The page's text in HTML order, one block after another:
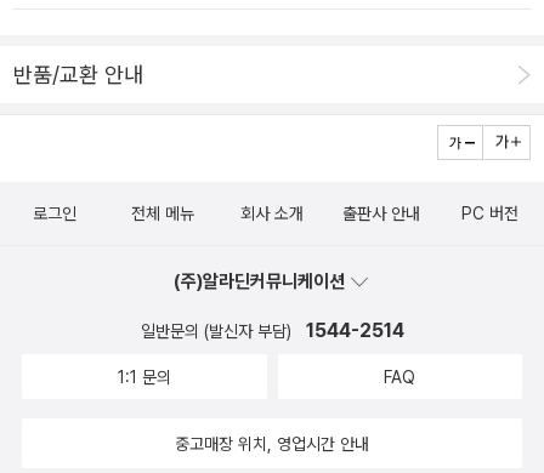
철만 사랑해 줄 건가요? 1-3. 부디(Album ver.) 1-4. 고양이왈츠 1-
방 1-8. 어떤 날도, 어떤 말도 1-9. 버라이어티 1-10. 고양이왈츠 Ac
oustic 1-11. 어른이 되는 레시피 1-12. 웃음 1-13. 자기만의 방부디
그대 나를 잡아줘 흔들리는 나를 일으켜 제발 이 거친 파도가 날 집어
친 바람이 나를 넘어뜨리려 해 저기 우리 함께 눈물짓던 그 때 그 모습
디 다시 한 번 나를 안고 제발, 지친 나를 일으켜줘 우리 사랑 했었던
날들 아직 모든 것들이 꿈만 같아 부디 다시 한 번 나를 깨워 제발, 지
마, 제발 그대 이렇게 다시 떠나가는 날 이젠 언제쯤 다시 볼 수 있을
곳에 앉아야 편하고, 은사님과 두 번 정도 눈을 마주치는 정도가 편하
것조차 은사님을 방해하게 될까봐 꺼려하고 있었다. 좋은 뜻으로 말
하자면 은사님의 시간에 나의 문자가 모난 조약돌이 될 것 같은 느낌
때문이었다. 그래서 진지하게 말씀드려야 할 일은 메일을 보냈고, 간
다보니 은사님과 전화 통화를 끊고 난 후엔 진땀이 나곤 했다. 지난 봄
즐기고 (때로는 썰렁한 농담이었는데 분위기가 더 좋아졌다) 제자들
의기를 세워주셨다. 그건 진짜 애정한다는 뜻이었다. 문득, 은사님에
한껏 마음을 열고 있는 사람에게, 두 팔을 벌린 사람에게 긴장하고 있
다시 어떤이가 쓴 은사님의 글을 읽는다. 은사님의 글도 읽는다.거기
반품/교환 안내
로그인 전체 메뉴 회사 소개 출판사 안내 PC 버전
(주)알라딘커뮤니케이션
일반문의 (발신자 부담) 1544-2514
1:1 문의 FAQ
중고매장 위치, 영업시간 안내